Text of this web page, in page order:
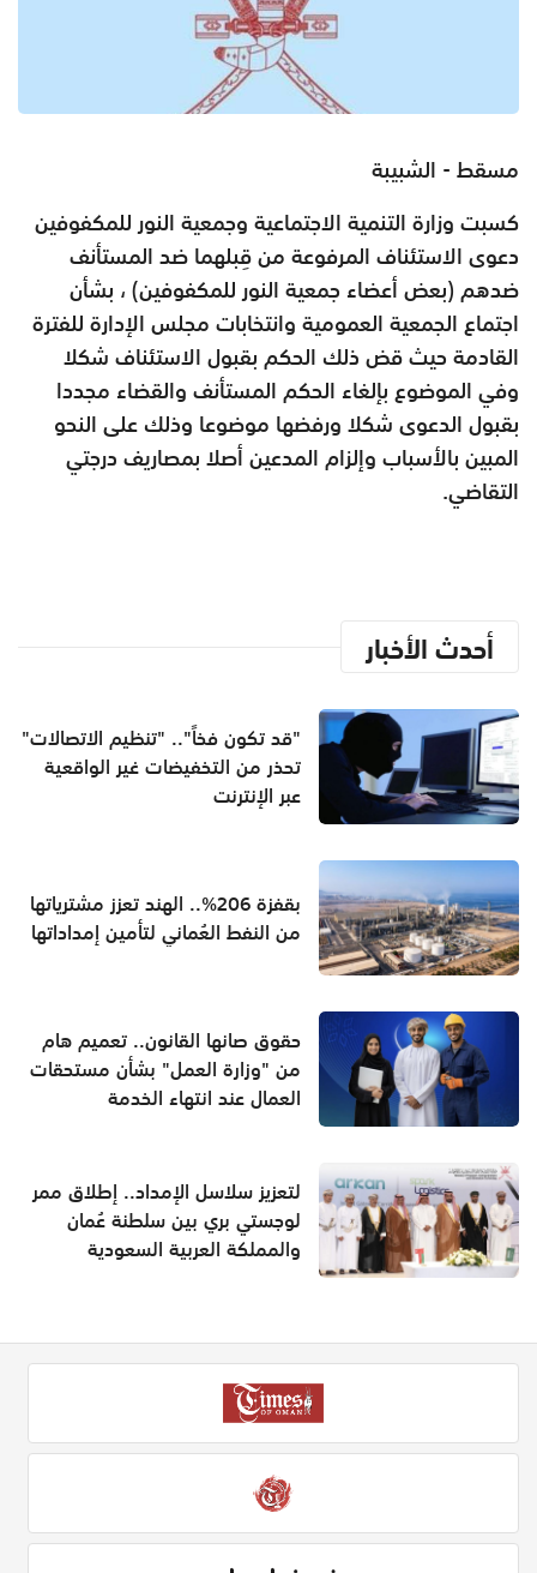
مسقط - الشبيبة
كسبت وزارة التنمية الاجتماعية وجمعية النور للمكفوفين
دعوى الاستئناف المرفوعة من قِبلهما ضد المستأنف
ضدهم (بعض أعضاء جمعية النور للمكفوفين) ، بشأن
اجتماع الجمعية العمومية وانتخابات مجلس الإدارة للفترة
القادمة حيث قض ذلك الحكم بقبول الاستئناف شكلا
وفي الموضوع بإلغاء الحكم المستأنف والقضاء مجددا
بقبول الدعوى شكلا ورفضها موضوعا وذلك على النحو
المبين بالأسباب وإلزام المدعين أصلا بمصاريف درجتي
التقاضي.
أحدث الأخبار
"قد تكون فخاً".. "تنظيم الاتصالات"
تحذر من التخفيضات غير الواقعية
عبر الإنترنت
بقفزة 206%.. الهند تعزز مشترياتها
من النفط العُماني لتأمين إمداداتها
حقوق صانها القانون.. تعميم هام
من "وزارة العمل" بشأن مستحقات
العمال عند انتهاء الخدمة
لتعزيز سلاسل الإمداد.. إطلاق ممر
لوجستي بري بين سلطنة عُمان
والمملكة العربية السعودية